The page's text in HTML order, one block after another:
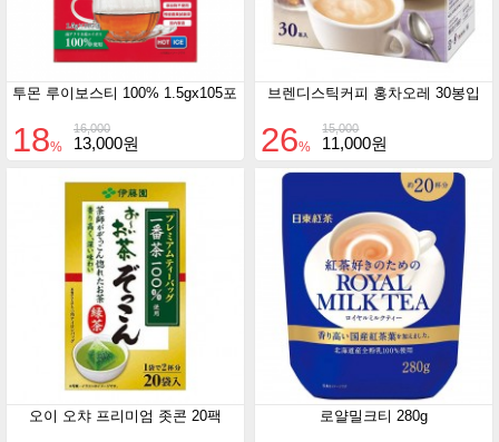
투몬 루이보스티 100% 1.5gx105포
16,000
18% 13,000원
브렌디스틱커피 홍차오레 30봉입
15,000
26% 11,000원
오이 오챠 프리미엄 좃콘 20팩 로얄밀크티 280g